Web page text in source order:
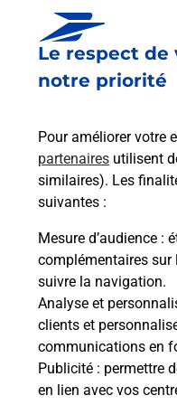
Le respect de
notre priorité
Pour améliorer votre
partenaires utilisent
similaires). Les
suivantes :
Mesure d’audience :
complémentaires sur
suivre la navigation.
Analyse et
clients et
communications en
Publicité : permettre
en lien avec vos
Collecte du
1 Rue De Saint Vit
25170 Lavernay
Itinéraire
Le lien s'ouvre dans un